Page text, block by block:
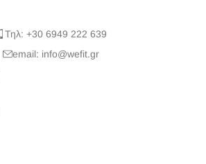
Τηλ: +30 6949 222 639
email: info@wefit.gr